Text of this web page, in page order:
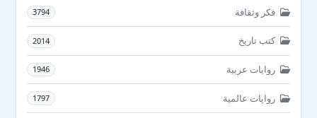
فكر وثقافة 3794
كتب تاريخ 2014
روايات عربية 1946
روايات عالمية 1797